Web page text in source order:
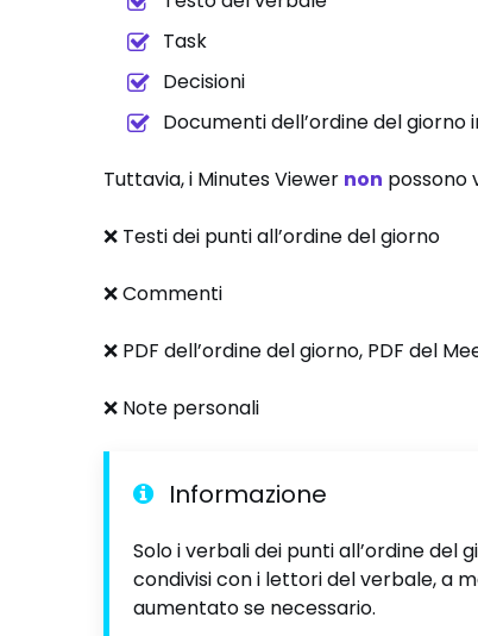
Task
Decisioni
Documenti dell’ordine del giorno
Tuttavia, i Minutes Viewer non possono
❌ Testi dei punti all’ordine del giorno
❌ Commenti
❌ PDF dell’ordine del giorno, PDF del
❌ Note personali
Informazione
Solo i verbali dei punti all’ordine del
condivisi con i lettori del verbale, a
aumentato se necessario.